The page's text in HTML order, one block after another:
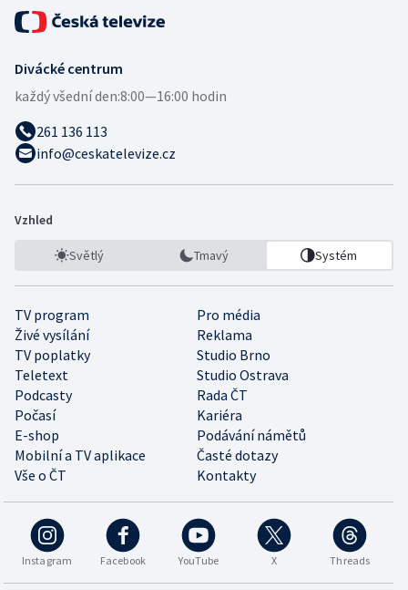
Divácké centrum
každý všední den:8:00—16:00 hodin
261 136 113
info@ceskatelevize.cz
Vzhled
Světlý Tmavý Systém
TV program
Pro média
Živé vysílání
Reklama
TV poplatky
Studio Brno
Teletext
Studio Ostrava
Podcasty
Rada ČT
Počasí
Kariéra
E-shop
Podávání námětů
Mobilní a TV aplikace
Časté dotazy
Vše o ČT
Kontakty
Instagram Facebook YouTube X Threads